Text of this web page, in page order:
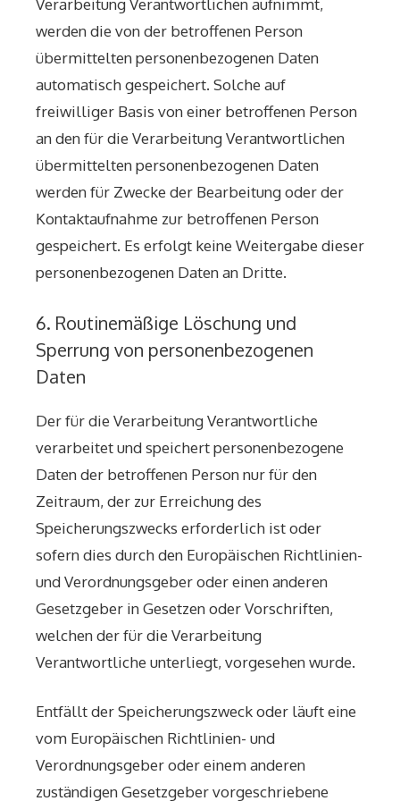
Verarbeitung Verantwortlichen aufnimmt,
werden die von der betroffenen Person
übermittelten personenbezogenen Daten
automatisch gespeichert. Solche auf
freiwilliger Basis von einer betroffenen Person
an den für die Verarbeitung Verantwortlichen
übermittelten personenbezogenen Daten
werden für Zwecke der Bearbeitung oder der
Kontaktaufnahme zur betroffenen Person
gespeichert. Es erfolgt keine Weitergabe dieser
personenbezogenen Daten an Dritte.
6. Routinemäßige Löschung und
Sperrung von personenbezogenen
Daten
Der für die Verarbeitung Verantwortliche
verarbeitet und speichert personenbezogene
Daten der betroffenen Person nur für den
Zeitraum, der zur Erreichung des
Speicherungszwecks erforderlich ist oder
sofern dies durch den Europäischen Richtlinien-
und Verordnungsgeber oder einen anderen
Gesetzgeber in Gesetzen oder Vorschriften,
welchen der für die Verarbeitung
Verantwortliche unterliegt, vorgesehen wurde.
Entfällt der Speicherungszweck oder läuft eine
vom Europäischen Richtlinien- und
Verordnungsgeber oder einem anderen
zuständigen Gesetzgeber vorgeschriebene